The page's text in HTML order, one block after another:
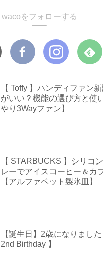
wacoをフォローする
【 Toffy 】ハンディファン
がいい？機能の選び方と使
やり3Wayファン】
【 STARBUCKS 】シリコ
レーでアイスコーヒー＆カ
【アルファベット製氷皿】
【誕生日】2歳になりまし
2nd Birthday 】